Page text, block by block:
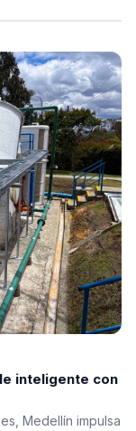
inteligente con
Medellín impulsa